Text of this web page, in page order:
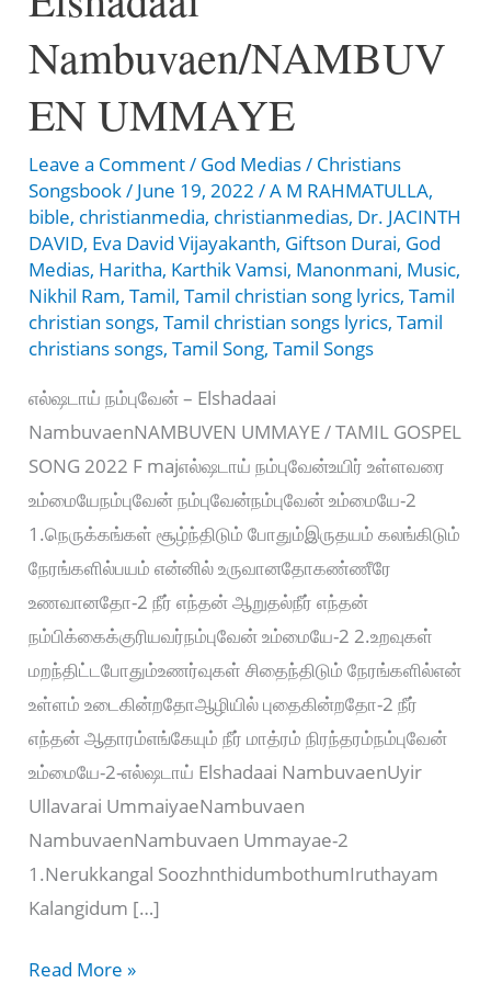
Nambuvaen/NAMBUV
EN UMMAYE
Leave a Comment/ God Medias/ Christians
Songsbook/ June 19, 2022/A M RAHMATULLA,
bible, christianmedia, christianmedias, Dr. JACINTH
DAVID, Eva David Vijayakanth, Giftson Durai, God
Medias, Haritha, Karthik Vamsi, Manonmani, Music,
Nikhil Ram,Tamil,Tamil christian song lyrics,Tamil
christian songs,Tamil christian songs lyrics,Tamil
christians songs,Tamil Song,Tamil Songs
எல்ஷடாய் நம்புவேன் – Elshadaai
NambuvaenNAMBUVEN UMMAYE / TAMIL GOSPEL
SONG 2022 F majஎல்ஷடாய் நம்புவேன்உயிர் உள்ளவரை
உம்மையேநம்புவேன் நம்புவேன்நம்புவேன் உம்மையே-2
1.நெருக்கங்கள் சூழ்ந்திடும் போதும்இருதயம் கலங்கிடும்
நேரங்களில்பயம் என்னில் உருவானதோகண்ணீரே
உணவானதோ-2 நீர் எந்தன் ஆறுதல்நீர் எந்தன்
நம்பிக்கைக்குரியவர்நம்புவேன் உம்மையே-2 2.உறவுகள்
மறந்திட்டபோதும்உணர்வுகள் சிதைந்திடும் நேரங்களில்என்
உள்ளம் உடைகின்றதோஆழியில் புதைகின்றதோ-2 நீர்
எந்தன் ஆதாரம்எங்கேயும் நீர் மாத்ரம் நிரந்தரம்நம்புவேன்
உம்மையே-2-எல்ஷடாய் Elshadaai NambuvaenUyir
Ullavarai UmmaiyaeNambuvaen
NambuvaenNambuvaen Ummayae-2
1.Nerukkangal SoozhnthidumbothumIruthayam
Kalangidum […]
எல்ஷடாய்
Read More »